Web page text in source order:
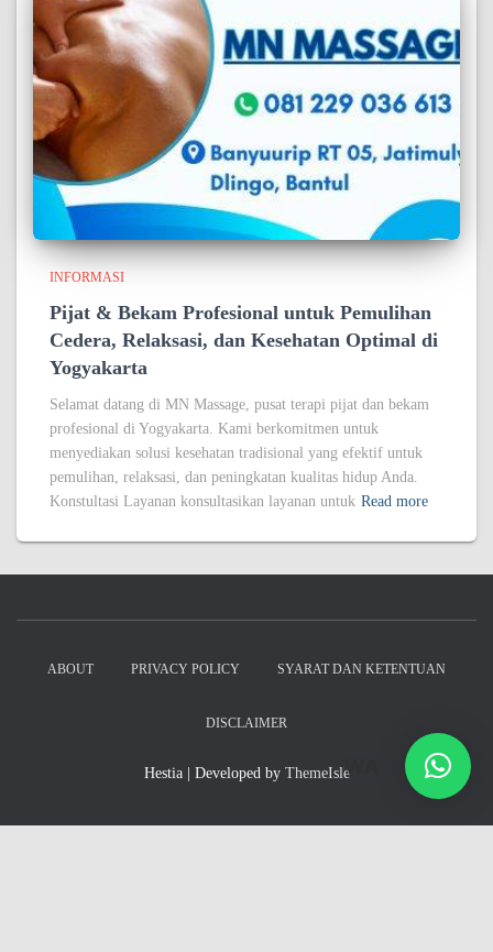
INFORMASI
Pijat & Bekam Profesional untuk Pemulihan
Cedera, Relaksasi, dan Kesehatan Optimal di
Yogyakarta
Selamat datang di MN Massage, pusat terapi pijat dan bekam
profesional di Yogyakarta. Kami berkomitmen untuk
menyediakan solusi kesehatan tradisional yang efektif untuk
pemulihan, relaksasi, dan peningkatan kualitas hidup Anda.
Konstultasi Layanan konsultasikan layanan untuk Read more
ABOUT PRIVACY POLICY SYARAT DAN KETENTUAN
DISCLAIMER
Hestia | Developed by ThemeIsleWA